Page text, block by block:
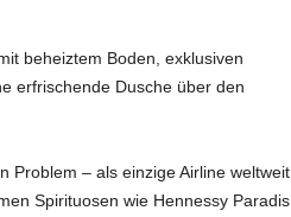
beheiztem Boden, exklusiven
erfrischende Dusche über den
Problem – als einzige Airline weltweit
Spirituosen wie Hennessy Paradis